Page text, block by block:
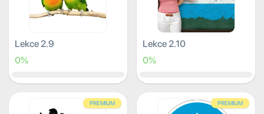
Lekce 2.9
0%
Lekce 2.10
0%
PREMIUM PREMIUM